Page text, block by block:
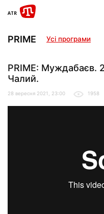
PRIME Усі програми
PRIME: Муждабаєв.
Чалий.
28 вересня 2021, 23:00 1958